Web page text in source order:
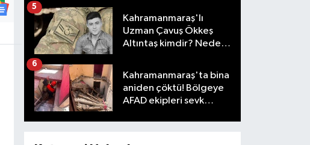
Kahramanmaraş'lı
Uzman Çavuş Ökkeş
Altıntaş kimdir? Neden
5
Kahramanmaraş'ta bina
aniden çöktü! Bölgeye
AFAD ekipleri sevk
6